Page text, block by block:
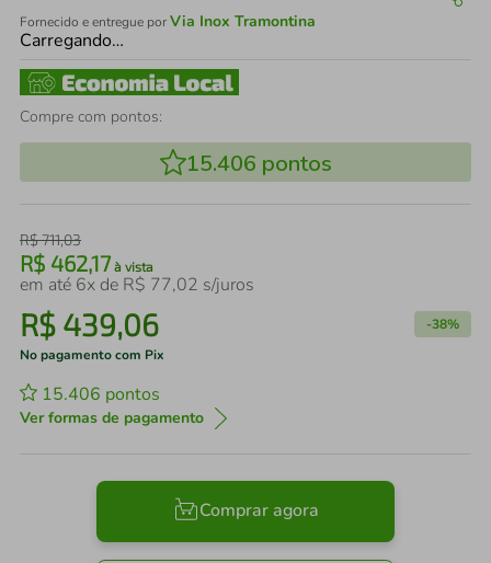
Fornecido e entregue porVia Inox Tramontina
Carregando…
Compre com pontos:
15.406 pontos
R$711,03
R$ 462,17 à vista
em até 6x de R$ 77,02 s/juros
R$ 439,06 -38%
No pagamento com Pix
15.406 pontos
Ver formas de pagamento
Comprar agora